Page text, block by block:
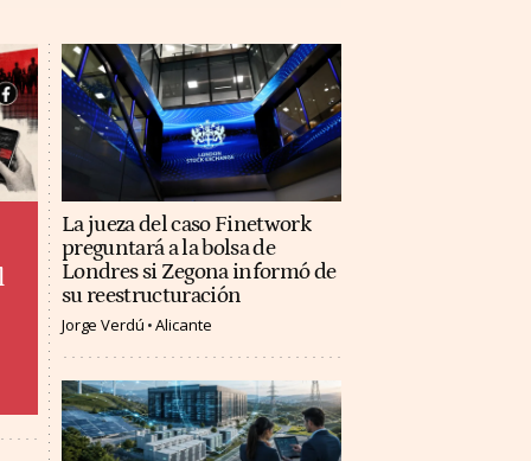
La jueza del caso Finetwork
preguntará a la bolsa de
Londres si Zegona informó de
su reestructuración
Jorge Verdú Alicante